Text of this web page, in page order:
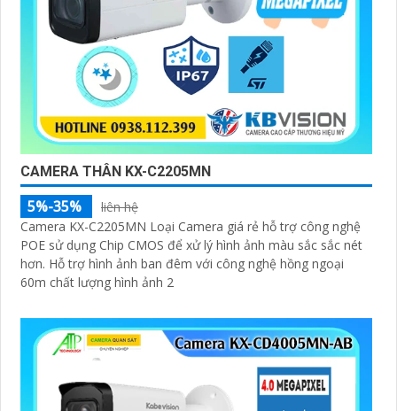
CAMERA THÂN KX-C2205MN
5%-35%
liên hệ
Camera KX-C2205MN Loại Camera giá rẻ hỗ trợ công nghệ
POE sử dụng Chip CMOS để xử lý hình ảnh màu sắc sắc nét
hơn. Hỗ trợ hình ảnh ban đêm với công nghệ hồng ngoại
60m chất lượng hình ảnh 2